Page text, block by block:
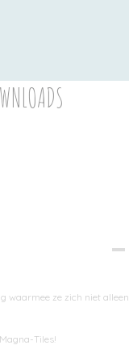
waarmee ze zich niet alleen
Tiles!